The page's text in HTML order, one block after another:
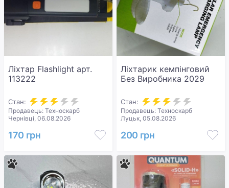
Ліхтар Flashlight арт.
113222
Стан:
Продавець: Техноскарб
Чернівці, 06.08.2026
170 грн
Ліхтарик кемпінговий
Без Виробника 2029
Стан:
Продавець: Техноскарб
Луцьк, 05.08.2026
200 грн